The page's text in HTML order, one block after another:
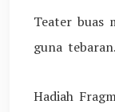
Teater buas
guna tebaran.
Hadiah